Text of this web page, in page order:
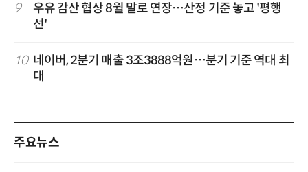
9
우유 감산 협상 8월 말로 연장…산정 기준 놓고 '평행
선'
10 네이버, 2분기 매출 3조3888억원…분기 기준 역대 최
대
주요뉴스